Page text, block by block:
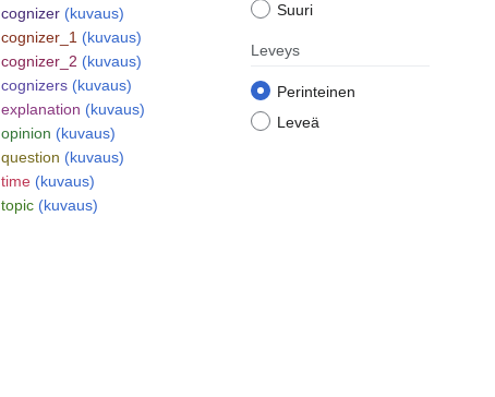
Suuri
Leveys
Perinteinen
Leveä
cognizer (kuvaus)
cognizer_1 (kuvaus)
cognizer_2 (kuvaus)
cognizers (kuvaus)
explanation (kuvaus)
opinion (kuvaus)
question (kuvaus)
time (kuvaus)
topic (kuvaus)